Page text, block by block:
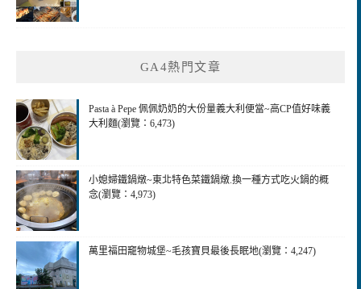
GA4熱門文章
Pasta à Pepe 佩佩奶奶的大份量義大利便當~高CP值好味義
大利麵(瀏覽：6,473)
小媳婦鐵鍋燉~東北特色菜鐵鍋燉.換一種方式吃火鍋的概
念(瀏覽：4,973)
萬里福田竉物城堡~毛孩寶貝最後長眠地(瀏覽：4,247)